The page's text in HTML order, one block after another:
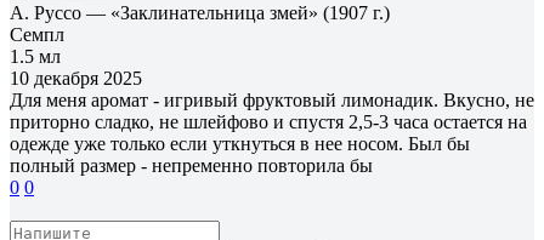
А. Руссо — «Заклинательница змей» (1907 г.)
Семпл
1.5 мл
10 декабря 2025
Для меня аромат - игривый фруктовый лимонадик. Вкусно, не
приторно сладко, не шлейфово и спустя 2,5-3 часа остается на
одежде уже только если уткнуться в нее носом. Был бы
полный размер - непременно повторила бы
0 0